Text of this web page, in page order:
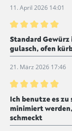
11. April 2026 14:01
Bewertung mit 5
Standard Gewürz
gulasch, ofen
21. März 2026 17:46
Bewertung mit 5
Ich benutze es zu
minimiert
schmeckt